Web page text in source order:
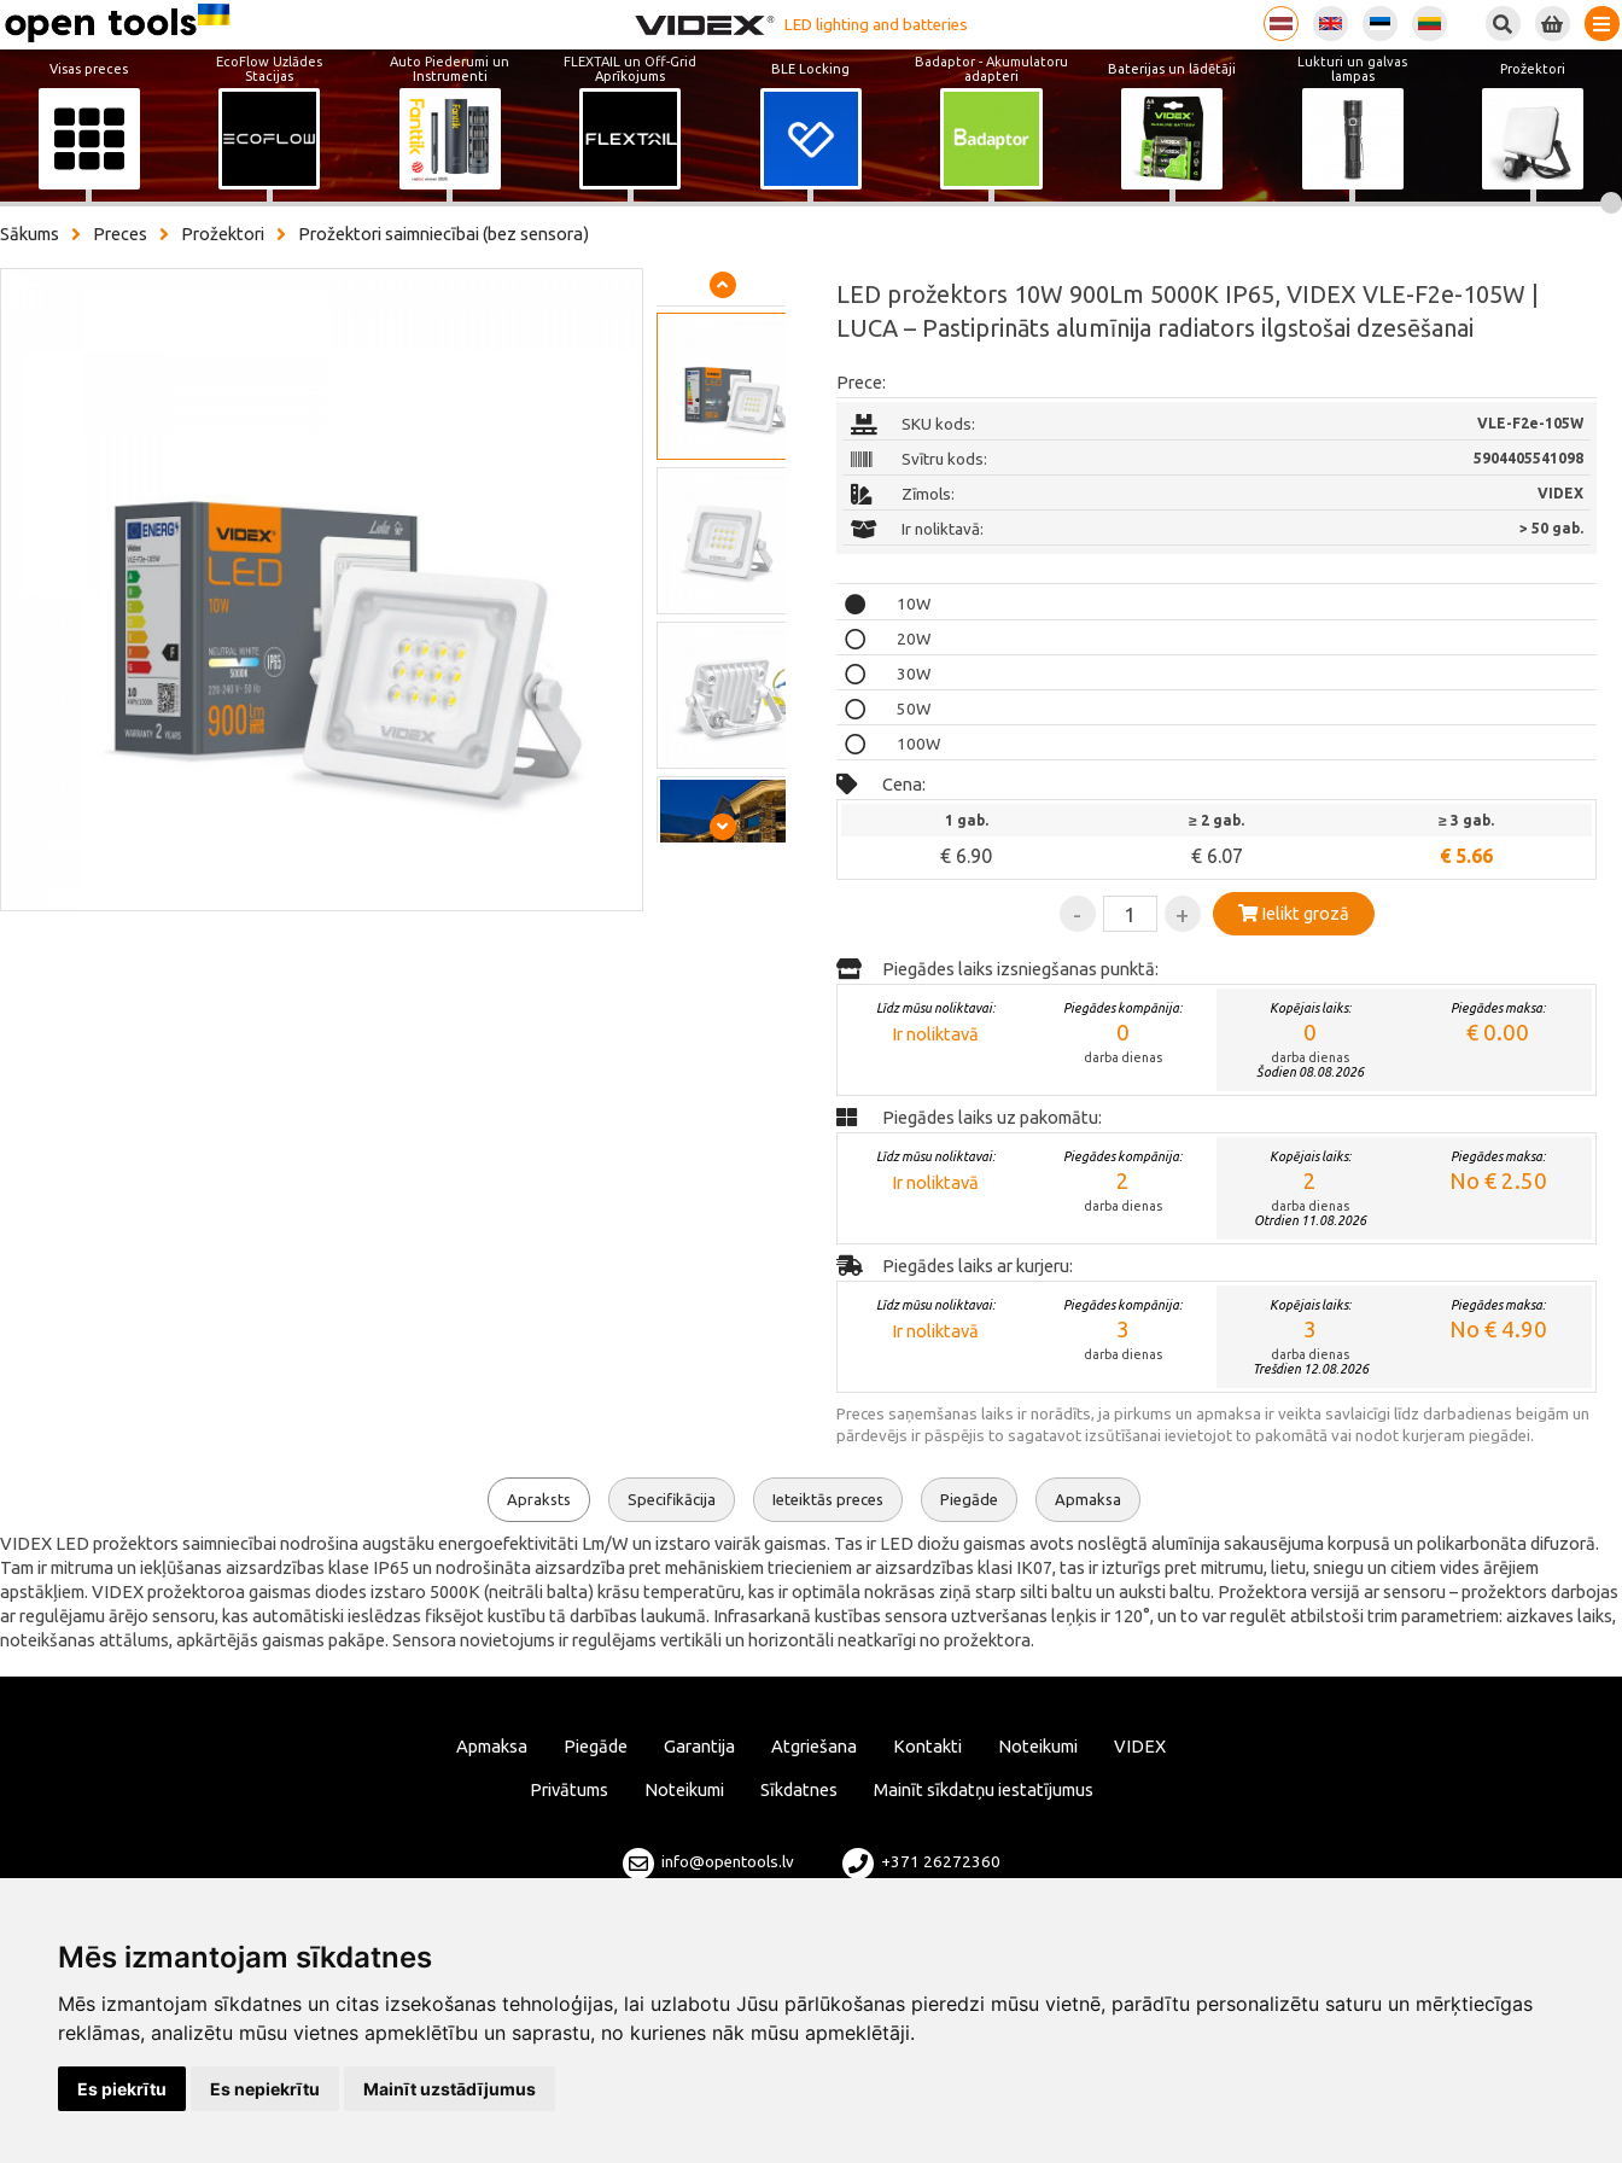
Mēs izmantojam sīkdatnes
Mēs izmantojam sīkdatnes un citas izsekošanas tehnoloģijas, lai uzlabotu Jūsu pārlūkošanas pieredzi mūsu vietnē, parādītu personalizētu saturu un mērķtiecīgas
reklāmas, analizētu mūsu vietnes apmeklētību un saprastu, no kurienes nāk mūsu apmeklētāji.
Es piekrītu Es nepiekrītu Mainīt uzstādījumus
LED lighting and batteries
Visas preces
EcoFlow Uzlādes
Stacijas
Auto Piederumi un
Instrumenti
FLEXTAIL un Off-Grid
Aprīkojums
BLE Locking
Badaptor - Akumulatoru
adapteri
Baterijas un lādētāji
Lukturi un galvas
lampas
Prožektori
Sākums Preces Prožektori Prožektori saimniecībai (bez sensora)
LED prožektors 10W 900Lm 5000K IP65, VIDEX VLE-F2e-105W |
LUCA – Pastiprināts alumīnija radiators ilgstošai dzesēšanai
Prece:
SKU kods: VLE-F2e-105W
Svītru kods: 5904405541098
Zīmols: VIDEX
Ir noliktavā: > 50 gab.
10W
20W
30W
50W
100W
Cena:
1 gab.
€ 6.90
≥ 2 gab.
€ 6.07
≥ 3 gab.
€ 5.66
- + Ielikt grozā
Piegādes laiks izsniegšanas punktā:
Līdz mūsu noliktavai:
Ir noliktavā
Piegādes kompānija:
0
darba dienas
Kopējais laiks:
0
darba dienas
Šodien 08.08.2026
Piegādes maksa:
€ 0.00
Piegādes laiks uz pakomātu:
Līdz mūsu noliktavai:
Ir noliktavā
Piegādes kompānija:
2
darba dienas
Kopējais laiks:
2
darba dienas
Otrdien 11.08.2026
Piegādes maksa:
No € 2.50
Piegādes laiks ar kurjeru:
Līdz mūsu noliktavai:
Ir noliktavā
Piegādes kompānija:
3
darba dienas
Kopējais laiks:
3
darba dienas
Trešdien 12.08.2026
Piegādes maksa:
No € 4.90
Preces saņemšanas laiks ir norādīts, ja pirkums un apmaksa ir veikta savlaicīgi līdz darbadienas beigām un
pārdevējs ir pāspējis to sagatavot izsūtīšanai ievietojot to pakomātā vai nodot kurjeram piegādei.
Apraksts Specifikācija Ieteiktās preces Piegāde Apmaksa
VIDEX LED prožektors saimniecībai nodrošina augstāku energoefektivitāti Lm/W un izstaro vairāk gaismas. Tas ir LED diožu gaismas avots noslēgtā alumīnija sakausējuma korpusā un polikarbonāta difuzorā.
Tam ir mitruma un iekļūšanas aizsardzības klase IP65 un nodrošināta aizsardzība pret mehāniskiem triecieniem ar aizsardzības klasi IK07, tas ir izturīgs pret mitrumu, lietu, sniegu un citiem vides ārējiem
apstākļiem. VIDEX prožektoroa gaismas diodes izstaro 5000K (neitrāli balta) krāsu temperatūru, kas ir optimāla nokrāsas ziņā starp silti baltu un auksti baltu. Prožektora versijā ar sensoru – prožektors darbojas
ar regulējamu ārējo sensoru, kas automātiski ieslēdzas fiksējot kustību tā darbības laukumā. Infrasarkanā kustības sensora uztveršanas leņķis ir 120°, un to var regulēt atbilstoši trim parametriem: aizkaves laiks,
noteikšanas attālums, apkārtējās gaismas pakāpe. Sensora novietojums ir regulējams vertikāli un horizontāli neatkarīgi no prožektora.
Apmaksa Piegāde Garantija Atgriešana Kontakti Noteikumi VIDEX
Privātums Noteikumi Sīkdatnes Mainīt sīkdatņu iestatījumus
info@opentools.lv +371 26272360
Tirdzniecības partneris: varle.lt
Dizains un izstrāde